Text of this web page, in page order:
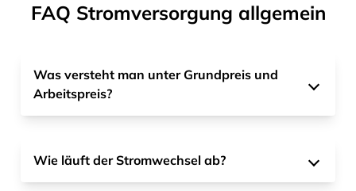
FAQ Stromversorgung allgemein
Was versteht man unter Grundpreis und
Arbeitspreis?
Wie läuft der Stromwechsel ab?